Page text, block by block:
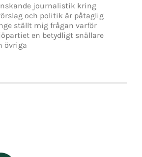
journalistik kring
och politik är påtaglig
ställt mig frågan varför
en betydligt snällare
övriga